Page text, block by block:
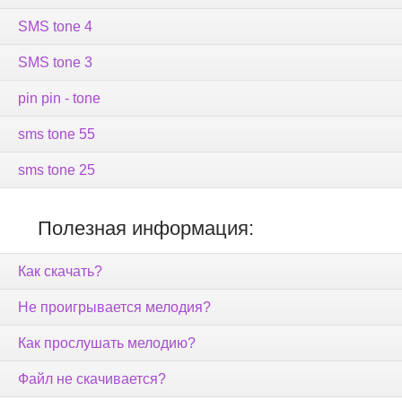
SMS tone 4
SMS tone 3
pin pin - tone
sms tone 55
sms tone 25
Полезная информация:
Как скачать?
Не проигрывается мелодия?
Как прослушать мелодию?
Файл не скачивается?